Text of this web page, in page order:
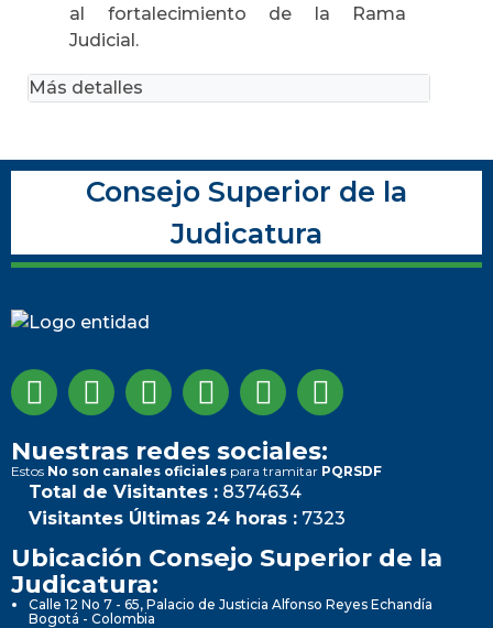
al fortalecimiento de la Rama
Judicial.
Más detalles
Consejo Superior de la
Judicatura
Nuestras redes sociales:
Estos No son canales oficiales para tramitar PQRSDF
Total de Visitantes : 8374634
Visitantes Últimas 24 horas : 7323
Ubicación Consejo Superior de la
Judicatura:
Calle 12 No 7 - 65, Palacio de Justicia Alfonso Reyes Echandía
Bogotá - Colombia